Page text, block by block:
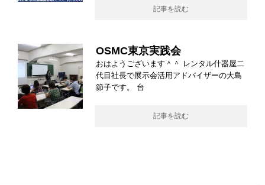
記事を読む
OSMC東京実践会
おはようございます＾＾ レンタル什器屋二
代目社長で展示会活用アドバイザーの大島
節子です。 台
記事を読む